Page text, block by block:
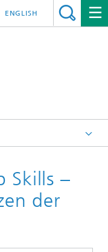
ENGLISH
Skills –
der